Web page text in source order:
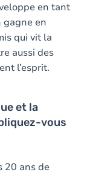
en tant
gagne en
qui vit la
aussi des
l’esprit.
et la
vous
20 ans de